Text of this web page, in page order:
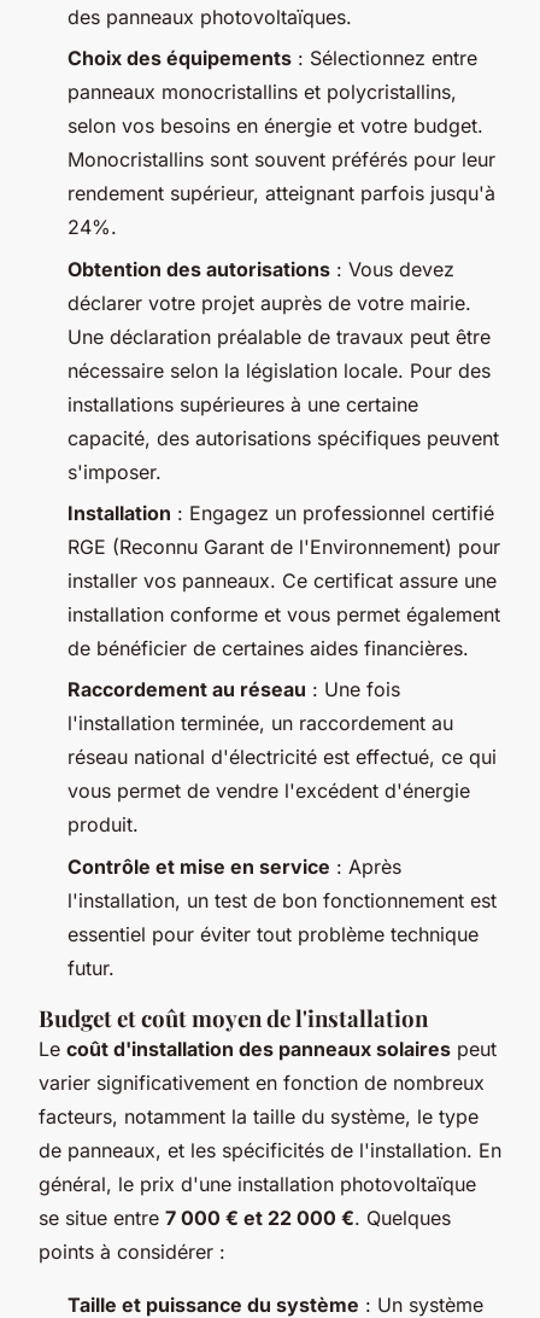
des panneaux photovoltaïques.
Choix des équipements : Sélectionnez entre
panneaux monocristallins et polycristallins,
selon vos besoins en énergie et votre budget.
Monocristallins sont souvent préférés pour leur
rendement supérieur, atteignant parfois jusqu'à
24%.
Obtention des autorisations : Vous devez
déclarer votre projet auprès de votre mairie.
Une déclaration préalable de travaux peut être
nécessaire selon la législation locale. Pour des
installations supérieures à une certaine
capacité, des autorisations spécifiques peuvent
s'imposer.
Installation : Engagez un professionnel certifié
RGE (Reconnu Garant de l'Environnement) pour
installer vos panneaux. Ce certificat assure une
installation conforme et vous permet également
de bénéficier de certaines aides financières.
Raccordement au réseau : Une fois
l'installation terminée, un raccordement au
réseau national d'électricité est effectué, ce qui
vous permet de vendre l'excédent d'énergie
produit.
Contrôle et mise en service : Après
l'installation, un test de bon fonctionnement est
essentiel pour éviter tout problème technique
futur.
Budget et coût moyen de l'installation
Le coût d'installation des panneaux solaires peut
varier significativement en fonction de nombreux
facteurs, notamment la taille du système, le type
de panneaux, et les spécificités de l'installation. En
général, le prix d'une installation photovoltaïque
se situe entre 7 000 € et 22 000 €. Quelques
points à considérer :
Taille et puissance du système : Un système